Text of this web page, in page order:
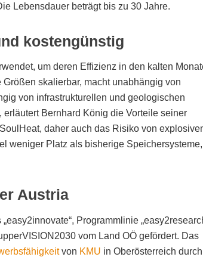
Lebensdauer beträgt bis zu 30 Jahre.
kostengünstig
um deren Effizienz in den kalten
skalierbar, macht unabhängig von
von infrastrukturellen und geologischen
Bernhard König die Vorteile seiner
daher auch das Risiko von
weniger Platz als bisherige Speichersysteme,
Austria
Programmlinie
vom Land OÖ gefördert. Das
von KMU in Oberösterreich durch